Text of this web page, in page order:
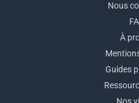
Nous
À
Guides